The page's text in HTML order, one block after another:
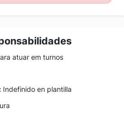
atuar em turnos
Indefinido en plantilla